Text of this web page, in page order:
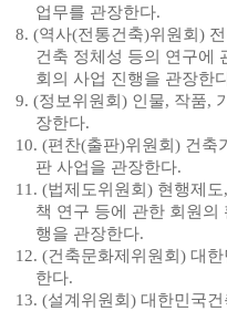
업무를 관장한다.
8. (역사(전통건축)위원회)
건축 정체성 등의 연구에
회의 사업 진행을 관장한
9. (정보위원회) 인물, 작품,
장한다.
10. (편찬(출판)위원회) 건축
판 사업을 관장한다.
11. (법제도위원회) 현행제도
책 연구 등에 관한 회원의
행을 관장한다.
12. (건축문화제위원회)대
한다.
13. (설계위원회)대한민국